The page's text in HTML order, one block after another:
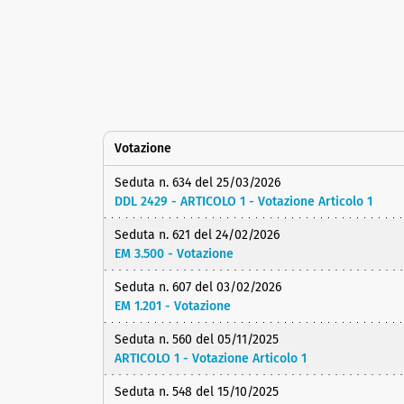
Votazione
Seduta n. 634 del 25/03/2026
DDL 2429 - ARTICOLO 1 - Votazione Articolo 1
Seduta n. 621 del 24/02/2026
EM 3.500 - Votazione
Seduta n. 607 del 03/02/2026
EM 1.201 - Votazione
Seduta n. 560 del 05/11/2025
ARTICOLO 1 - Votazione Articolo 1
Seduta n. 548 del 15/10/2025